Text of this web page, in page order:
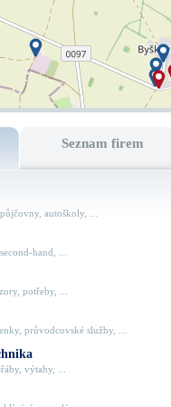
Seznam firem
autoškoly, ...
hand, ...
potřeby, ...
průvodcovské služby, ...
výtahy, ...